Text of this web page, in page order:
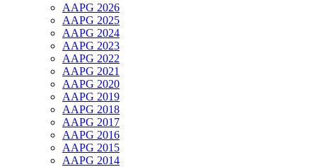
AAPG 2026
AAPG 2025
AAPG 2024
AAPG 2023
AAPG 2022
AAPG 2021
AAPG 2020
AAPG 2019
AAPG 2018
AAPG 2017
AAPG 2016
AAPG 2015
AAPG 2014